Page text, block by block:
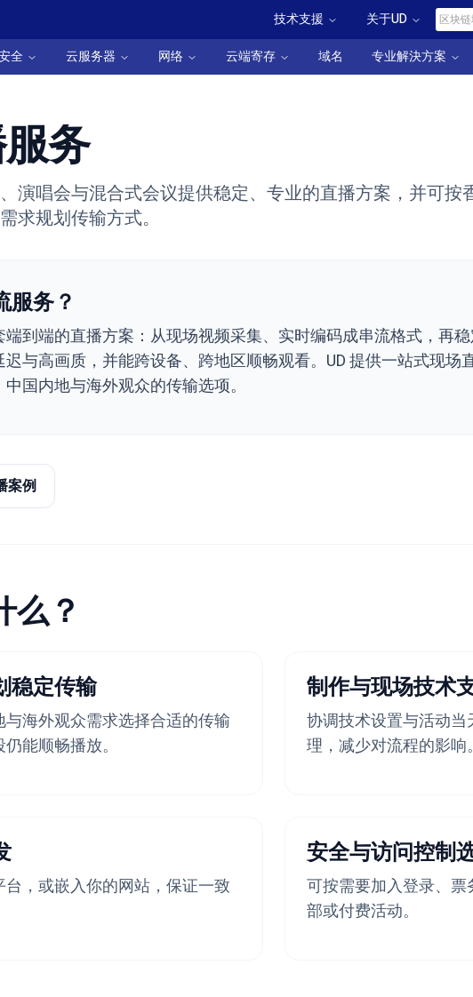
技术支援
关于UD
全 云服务器 网络 云端寄存 域名 专业解決方案
务
演唱会与混合式会议提供稳定、专业的直播方案，并可按
求规划传输方式。
服务？
到端的直播方案：从现场视频采集、实时编码成串流格式，再
与高画质，并能跨设备、跨地区顺畅观看。UD 提供一站式现场
国内地与海外观众的传输选项。
案例
么？
稳定传输
海外观众需求选择合适的传输
能顺畅播放。
制作与现场技术
协调技术设置与活动
理，减少对流程的影响
，或嵌入你的网站，保证一致
安全与访问控制
可按需要加入登录、
部或付费活动。